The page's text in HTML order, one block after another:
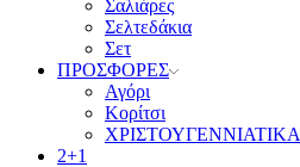
Σαλιάρες
Σελτεδάκια
Σετ
ΠΡΟΣΦΟΡΕΣ
Αγόρι
Κορίτσι
ΧΡΙΣΤΟΥΓΕΝΝΙΑΤΙΚΑ
2+1